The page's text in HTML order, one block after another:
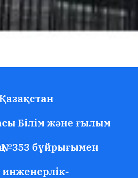
Білім және ғылым
№353 бұйрығымен